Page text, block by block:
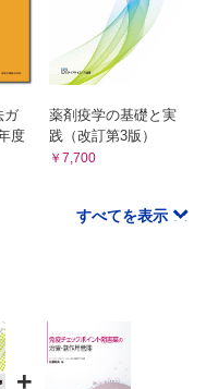
よる蕁麻疹が疑われた！
る薬疹が疑われた！
薬）による薬疹が疑われた！
疹が疑われた！
る血小板減少が疑われた！
阻害薬）により心血管系イベ
品の副作用の発現
用性
用性
ガ
度
薬剤疫学の基礎と実
践（改訂第3版）
￥7,700
すべてを表示
+